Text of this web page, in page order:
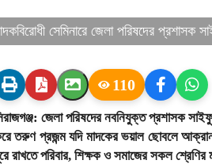
সেমিনারে জেলা পরিষদের প্রশাসক
110
জেলা পরিষদের নবনিযুক্ত প্রশাসক
তরুণ প্রজন্ম যদি মাদকের ভয়াল ছোবলে
রাখতে পরিবার, শিক্ষক ও সমাজের সকল